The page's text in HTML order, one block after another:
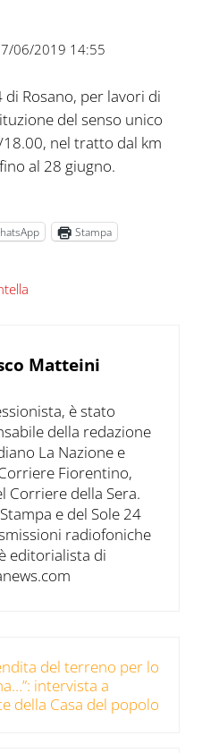
06/2019 14:55
Rosano, per lavori di
del senso unico
nel tratto dal km
al 28 giugno.
Stampa
Matteini
è stato
della redazione
La Nazione e
Fiorentino,
della Sera.
e del Sole 24
radiofoniche
editorialista di
del terreno per lo
intervista a
della Casa del popolo